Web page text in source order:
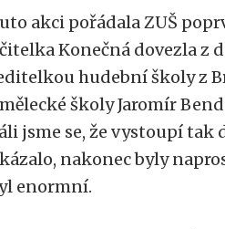
akci pořádala ZUŠ
Konečná dovezla z
hudební školy z
školy Jaromír
jsme se, že vystoupí tak
nakonec byly
enormní.